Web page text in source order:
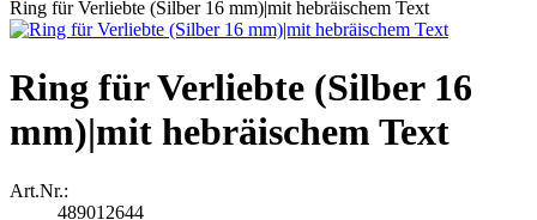
Ring für Verliebte (Silber 16 mm)|mit hebräischem Text
Ring für Verliebte (Silber 16
mm)|mit hebräischem Text
Art.Nr.:
489012644